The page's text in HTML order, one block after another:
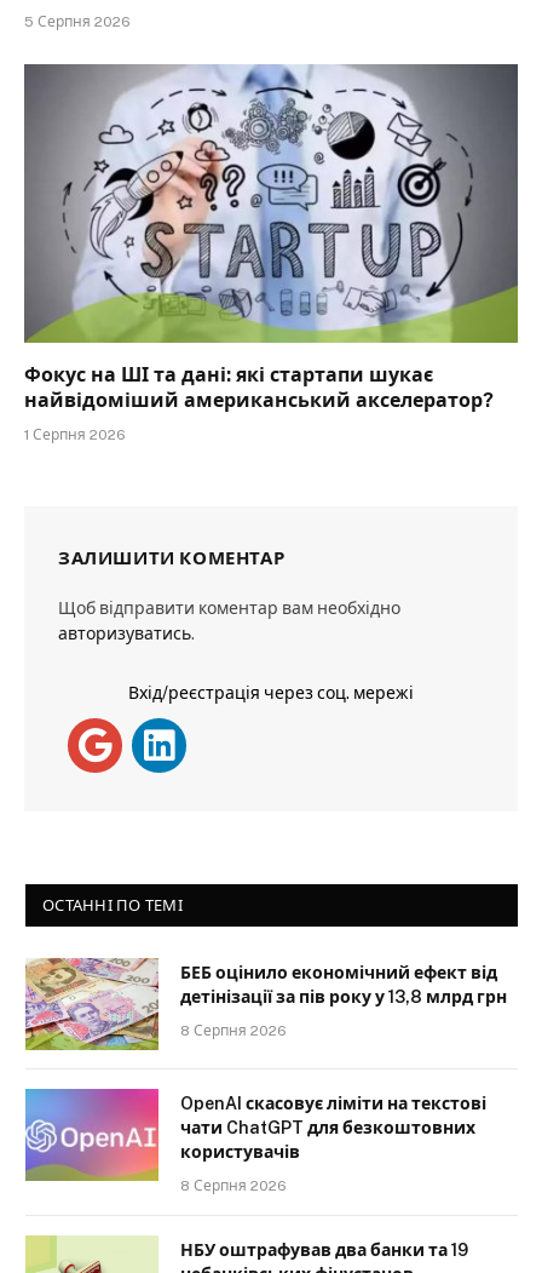
5 Серпня 2026
Фокус на ШІ та дані: які стартапи шукає
найвідоміший американський акселератор?
1 Серпня 2026
ЗАЛИШИТИ КОМЕНТАР
Щоб відправити коментар вам необхідно
авторизуватись.
Вхід/реєстрація через соц. мережі
ОСТАННІ ПО ТЕМІ
БЕБ оцінило економічний ефект від
детінізації за пів року у 13,8 млрд грн
8 Серпня 2026
OpenAI скасовує ліміти на текстові
чати ChatGPT для безкоштовних
користувачів
8 Серпня 2026
НБУ оштрафував два банки та 19